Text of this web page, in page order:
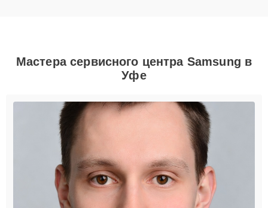
Мастера сервисного центра Samsung в
Уфе